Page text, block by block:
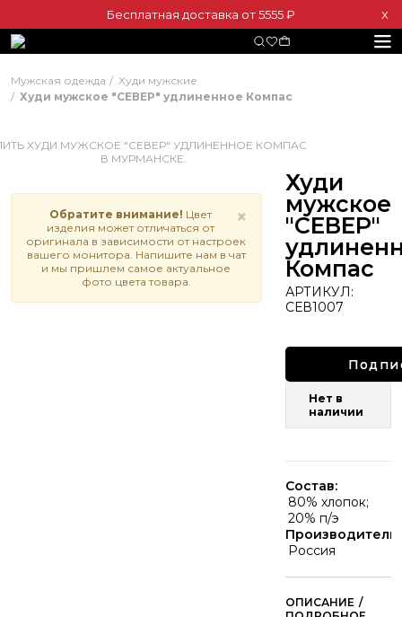
Бесплатная доставка от 5555 ₽ Х
Мужская одежда
Худи мужские
Худи мужское "СЕВЕР" удлиненное Компас
×
Обратите внимание! Цвет
изделия может отличаться от
оригинала в зависимости от настроек
вашего монитора. Напишите нам в чат
и мы пришлем самое актуальное
фото цвета товара.
Худи
мужское
"СЕВЕР"
Компас
АРТИКУЛ:
СЕВ1007
Нет в
наличии
Состав:
80% хлопок;
20% п/э
Производитель:
Россия
/